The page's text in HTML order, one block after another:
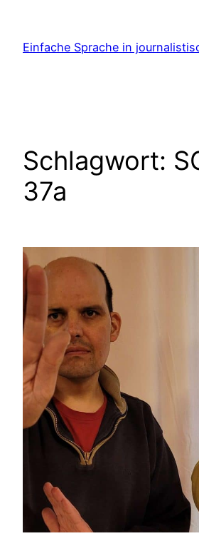
springen
Einfache Sprache in
Schlagwort:
37a